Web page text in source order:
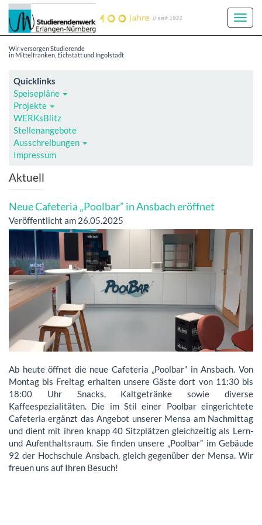
Wir versorgen Studierende
in Mittelfranken, Eichstätt und Ingolstadt
Quicklinks
Speisepläne
Projekte
WERKsBlitz
Stellenangebote
Ausschreibungen
Impressum
Aktuell
Neue Cafeteria „Poolbar” in Ansbach eröffnet
Veröffentlicht am 26.05.2025
Ab heute öffnet die neue Cafeteria „Poolbar” in Ansbach. Von
Montag bis Freitag erhalten unsere Gäste dort von 11:30 bis
18:00 Uhr Snacks, Kaltgetränke sowie diverse
Kaffeespezialitäten. Die im Stil einer Poolbar eingerichtete
Cafeteria ergänzt das Angebot unserer Mensa am Nachmittag
und dient mit ihren knapp 40 Sitzplätzen gleichzeitig als Lern-
und Aufenthaltsraum. Sie finden unsere „Poolbar” im Gebäude
92 der Hochschule Ansbach, gleich gegenüber der Mensa. Wir
freuen uns auf Ihren Besuch!